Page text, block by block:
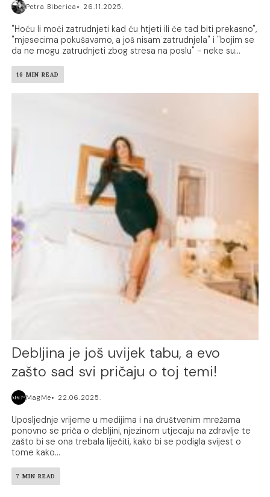
Petra Biberica 26.11.2025.
"Hoću li moći zatrudnjeti kad ću htjeti ili će tad biti prekasno",
"mjesecima pokušavamo, a još nisam zatrudnjela" i "bojim se
da ne mogu zatrudnjeti zbog stresa na poslu" - neke su...
16 MIN READ
Debljina je još uvijek tabu, a evo
zašto sad svi pričaju o toj temi!
MagMe 22.06.2025.
Uposljednje vrijeme u medijima i na društvenim mrežama
ponovno se priča o debljini, njezinom utjecaju na zdravlje te
zašto bi se ona trebala liječiti, kako bi se podigla svijest o
tome kako...
7 MIN READ